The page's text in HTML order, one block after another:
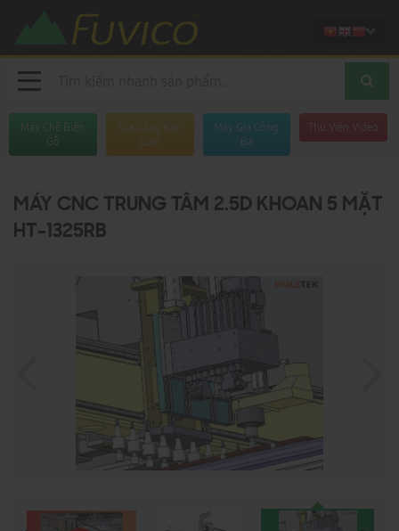
Máy Chế Biến
Gỗ
Gia Công Kim
Loại
Máy Gia Công
Đá
Thư Viện Video
MÁY CNC TRUNG TÂM 2.5D KHOAN 5 MẶT
HT-1325RB